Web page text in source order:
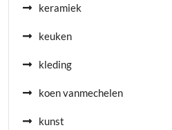
keramiek
keuken
kleding
koen vanmechelen
kunst